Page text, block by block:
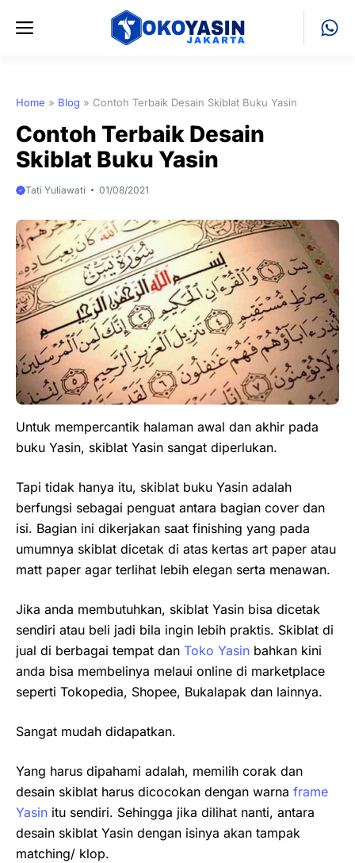
Menu
Home » Blog » Contoh Terbaik Desain Skiblat Buku Yasin
Contoh Terbaik Desain
Skiblat Buku Yasin
Tati Yuliawati 01/08/2021
Untuk mempercantik halaman awal dan akhir pada
buku Yasin, skiblat Yasin sangat diperlukan.
Tapi tidak hanya itu, skiblat buku Yasin adalah
berfungsi sebagai penguat antara bagian cover dan
isi. Bagian ini dikerjakan saat finishing yang pada
umumnya skiblat dicetak di atas kertas art paper atau
matt paper agar terlihat lebih elegan serta menawan.
Jika anda membutuhkan, skiblat Yasin bisa dicetak
sendiri atau beli jadi bila ingin lebih praktis. Skiblat di
jual di berbagai tempat dan Toko Yasin bahkan kini
anda bisa membelinya melaui online di marketplace
seperti Tokopedia, Shopee, Bukalapak dan lainnya.
Sangat mudah didapatkan.
Yang harus dipahami adalah, memilih corak dan
desain skiblat harus dicocokan dengan warna frame
Yasin itu sendiri. Sehingga jika dilihat nanti, antara
desain skiblat Yasin dengan isinya akan tampak
matching/ klop.